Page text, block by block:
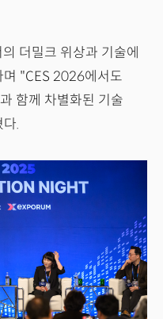
더밀크 위상과 기술에
"CES 2026에서도
함께 차별화된 기술
.